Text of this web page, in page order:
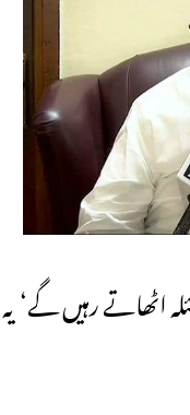
اٹھاتے رہیں گے‘ یہ